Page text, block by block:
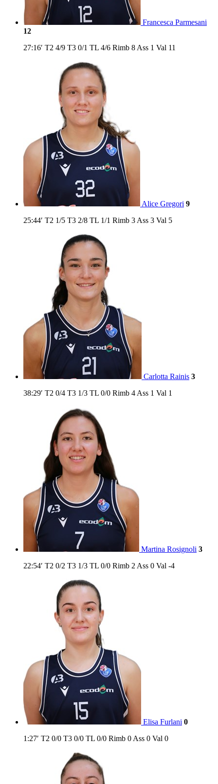
Francesca Parmesani
12
27:16′ T2 4/9 T3 0/1 TL 4/6 Rimb 8 Ass 1 Val 11
Alice Gregori 9
25:44′ T2 1/5 T3 2/8 TL 1/1 Rimb 3 Ass 3 Val 5
Carlotta Rainis 3
38:29′ T2 0/4 T3 1/3 TL 0/0 Rimb 4 Ass 1 Val 1
Martina Rosignoli 3
22:54′ T2 0/2 T3 1/3 TL 0/0 Rimb 2 Ass 0 Val -4
Elisa Furlani 0
1:27′ T2 0/0 T3 0/0 TL 0/0 Rimb 0 Ass 0 Val 0